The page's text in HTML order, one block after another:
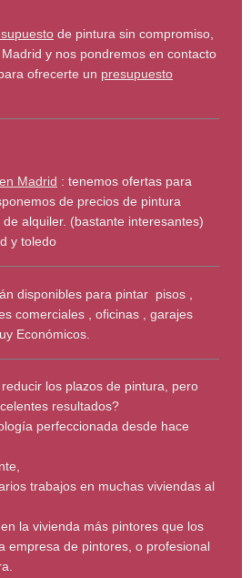
de pintura sin compromiso,
y nos pondremos en contacto
ofrecerte un presupuesto
Madrid : tenemos ofertas para
de precios de pintura
alquiler. (bastante interesantes)
y toledo
disponibles para pintar pisos ,
comerciales , oficinas , garajes
Económicos.
los plazos de pintura, pero
resultados?
perfeccionada desde hace
trabajos en muchas viviendas al
la vivienda más pintores que los
empresa de pintores, o profesional